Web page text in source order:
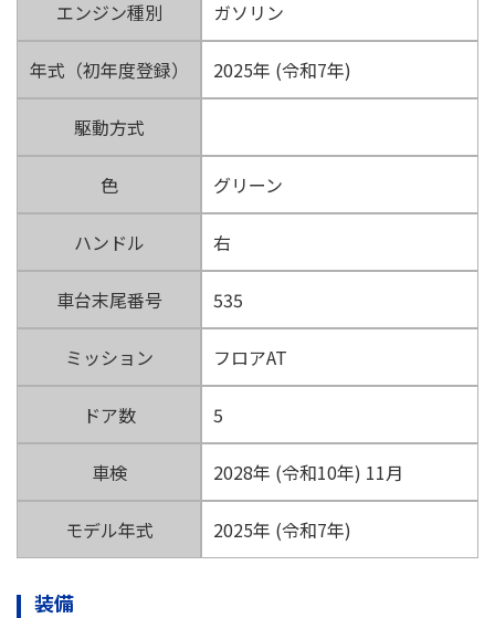
エンジン種別 ガソリン
年式（初年度登録） 2025年 (令和7年)
駆動方式
色 グリーン
ハンドル 右
車台末尾番号 535
ミッション フロアAT
ドア数 5
車検 2028年 (令和10年) 11月
モデル年式 2025年 (令和7年)
装備